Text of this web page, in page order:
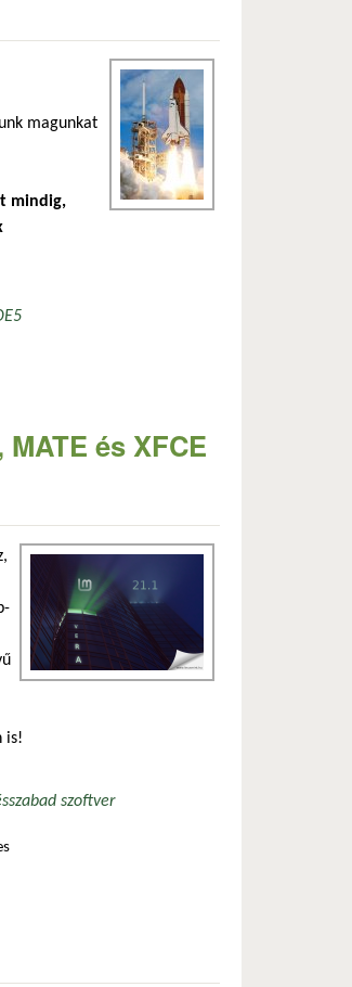
magunkat
mindig,
és XFCE
is!
szabad szoftver